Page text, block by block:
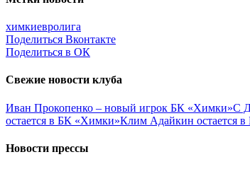
химкиевролига
Поделиться Вконтакте
Поделиться в ОК
Свежие новости клуба
Иван Прокопенко – новый игрок БК «Химки»С
остается в БК «Химки»Клим Адайкин остается
Новости прессы